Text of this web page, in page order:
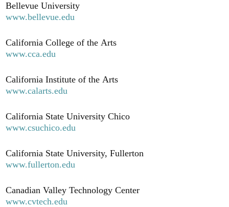
Bellevue University
www.bellevue.edu
California College of the Arts
www.cca.edu
California Institute of the Arts
www.calarts.edu
California State University Chico
www.csuchico.edu
California State University, Fullerton
www.fullerton.edu
Canadian Valley Technology Center
www.cvtech.edu